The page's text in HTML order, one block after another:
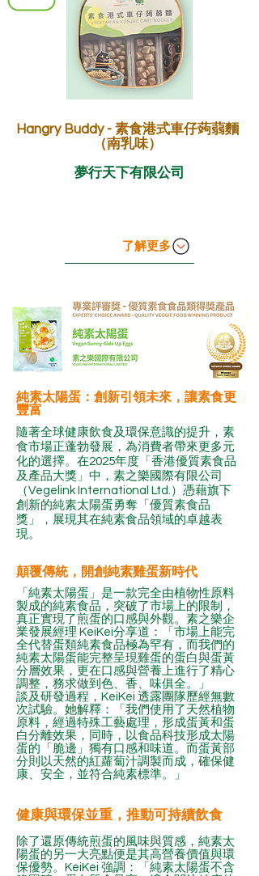
夢行天下有限公司
Hangry Buddy - 素食港式車仔蒟蒻麵
（南乳味）
了解更多
純素太陽蛋：創新引領未來，讓素食更
豐富
隨著全球健康飲食及環保意識的提升，素
食市場正蓬勃發展，為消費者帶來更多元
化的選擇。在2025年度「香港優質素食品
及產品大獎」中，素之樂國際有限公司
（Vegelink International Ltd.）憑藉旗下
創新的純素太陽蛋勇奪「優質素食品
獎」，展現其在純素食品領域的卓越表
現。
顛覆傳統，開創純素雞蛋新時代
「純素太陽蛋」是一款完全由植物性原料
製成的純素食品，突破了市場上的限制，
真正實現了煎蛋的口感與外觀。素之樂企
業發展經理 KeiKei分享道：「市場上能完
全代替蛋類純素食品極為罕有，而我們的
純素太陽蛋能完整呈現雞蛋的蛋白與蛋黃
分層效果，更在口感與營養上進行了精心
調整，務求做到色、香、味俱全。」
談及研發過程，KeiKei 透露團隊歷經無數
次試驗。她解釋：「我們使用了天然植物
原料，經過特殊工藝處理，形成蛋黃和蛋
白分離效果，同時，以食品科技形成太陽
蛋的「脆邊」獨有口感和味道。而蛋黃部
分則以天然的紅蘿蔔汁調製而成，確保健
康、安全，並符合純素標準。」
健康與環保並重，推動可持續飲食
除了還原傳統煎蛋的風味與質感，純素太
陽蛋的另一大亮點便是其高營養價值與環
保優勢。KeiKei 強調：「純素太陽蛋不含